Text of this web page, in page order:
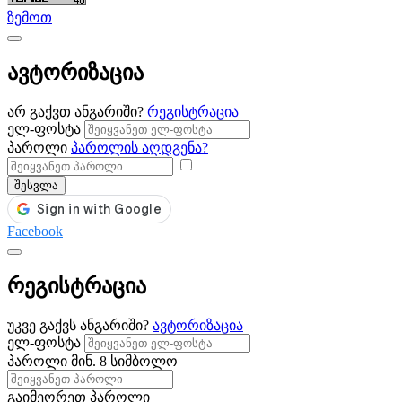
ზემოთ
ავტორიზაცია
არ გაქვთ ანგარიში? რეგისტრაცია
ელ-ფოსტა
პაროლი პაროლის აღდგენა?
შესვლა
Facebook
რეგისტრაცია
უკვე გაქვს ანგარიში? ავტორიზაცია
ელ-ფოსტა
პაროლი მინ. 8 სიმბოლო
გაიმეორეთ პაროლი